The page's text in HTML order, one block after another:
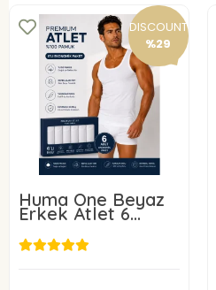
DISCOUNT
%29
Huma One Beyaz
Erkek Atlet 6
ADET 101-